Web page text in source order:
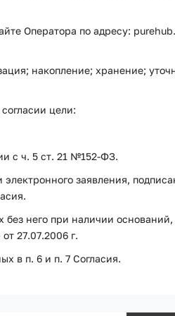
Оператора по адресу:
накопление; хранение;
цели:
с ч. 5 ст. 21 №152-ФЗ.
заявления,
него при наличии оснований,
27.07.2006 г.
в п. 6 и п. 7 Согласия.